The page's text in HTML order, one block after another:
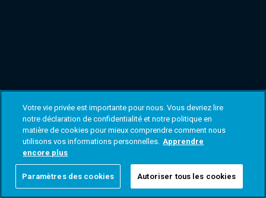
Votre vie privée est importante pour nous. Vous devriez lire
notre déclaration de confidentialité et notre politique en
matière de cookies pour mieux comprendre comment nous
utilisons vos informations personnelles. Apprendre
encore plus
Paramètres des cookies Autoriser tous les cookies